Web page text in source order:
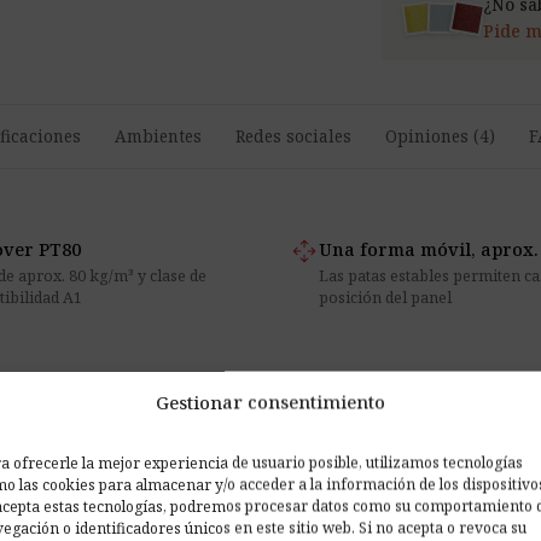
Gestionar consentimiento
ofrecerle la mejor experiencia de usuario posible, utilizamos tecnologías
las cookies para almacenar y/o acceder a la información de los
estas tecnologías, podremos procesar datos como su comportamiento
o identificadores únicos en este sitio web. Si no acepta o revoca su
Pide
Ambientes Redes sociales Opiniones (4)
PT80
aprox. 80 kg/m³ y clase de
A1
open_with Una forma móvil, aprox.
Las patas estables permiten
posición del panel
Isover PT80, construcción